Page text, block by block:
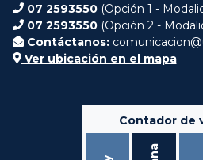
07 2593550 (Opción 1 -
07 2593550 (Opción 2 -
Contáctanos:
Ver ubicación en el mapa
Contador de